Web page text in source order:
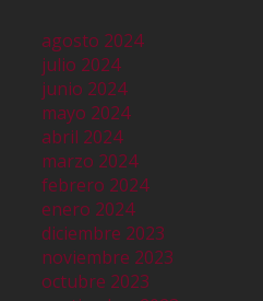
agosto 2024
julio 2024
junio 2024
mayo 2024
abril 2024
marzo 2024
febrero 2024
enero 2024
diciembre 2023
noviembre 2023
octubre 2023